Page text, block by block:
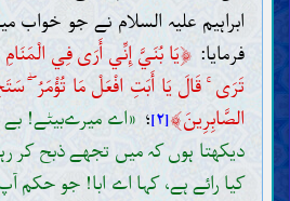
ابراہیم علیہ السلام نے جو
فرمایا: ﴿يَا بُنَيَّ إِنِّي أَرَى فِي
تَرَى ۚ قَالَ يَا أَبَتِ افْعَلْ مَا تُؤْمَرُ
الصَّابِرِينَ﴾[۲] ؛ «اے میرےبیٹے!
دیکھتا ہوں کہ میں تجھے ذبح کر
کیا رائے ہے، کہا اے ابا! جو حکم